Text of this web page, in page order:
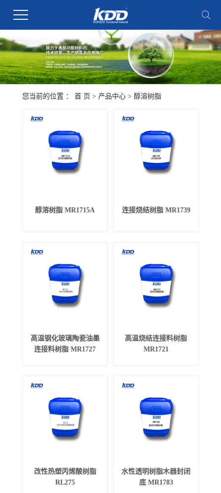
您当前的位置 ： 首 页 > 产品中心> 醇溶树脂
醇溶树脂 MR1715A 连接烧结树脂 MR1739
高温钢化玻璃陶瓷油墨
连接料树脂 MR1727
高温烧结连接料树脂
MR1721
改性热塑丙烯酸树脂
RL275
水性透明树脂木器封闭
底 MR1783